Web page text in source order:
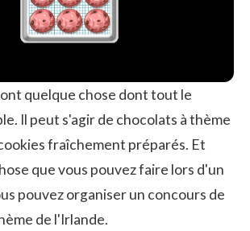
quelque chose dont tout le
Il peut s'agir de chocolats à thème
fraîchement préparés. Et
que vous pouvez faire lors d'un
pouvez organiser un concours de
de l'Irlande.